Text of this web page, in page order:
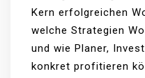
Kern erfolgreichen
welche Strategien
und wie Planer,
konkret profitieren